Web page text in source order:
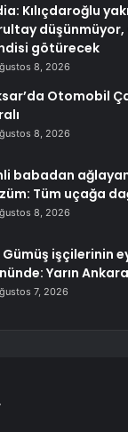
Kılıçdaroğlu
düşünmüyor,
götürecek
8, 2026
Otomobil
8, 2026
babadan
Tüm uçağa
8, 2026
Gümüş işçilerinin
Yarın
7, 2026